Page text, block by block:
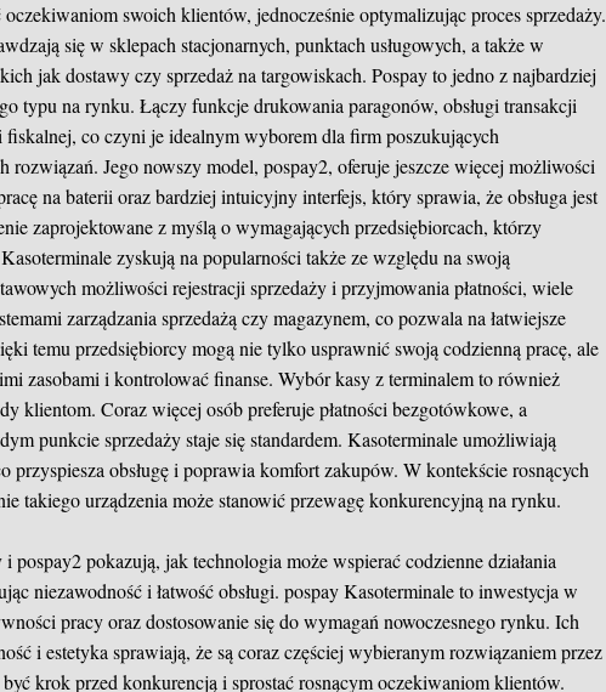
swoich klientów, jednocześnie optymalizując proces sprzedaży.
się w sklepach stacjonarnych, punktach usługowych, a także w
jak dostawy czy sprzedaż na targowiskach. Pospay to jedno z najbardziej
typu na rynku. Łączy funkcje drukowania paragonów, obsługi transakcji
fiskalnej, co czyni je idealnym wyborem dla firm poszukujących
rozwiązań. Jego nowszy model, pospay2, oferuje jeszcze więcej możliwości
na baterii oraz bardziej intuicyjny interfejs, który sprawia, że obsługa jest
zaprojektowane z myślą o wymagających przedsiębiorcach, którzy
zyskują na popularności także ze względu na swoją
możliwości rejestracji sprzedaży i przyjmowania płatności, wiele
zarządzania sprzedażą czy magazynem, co pozwala na łatwiejsze
temu przedsiębiorcy mogą nie tylko usprawnić swoją codzienną pracę, ale
zasobami i kontrolować finanse. Wybór kasy z terminalem to również
klientom. Coraz więcej osób preferuje płatności bezgotówkowe, a
punkcie sprzedaży staje się standardem. Kasoterminale umożliwiają
przyspiesza obsługę i poprawia komfort zakupów. W kontekście rosnących
takiego urządzenia może stanowić przewagę konkurencyjną na rynku.
pospay2 pokazują, jak technologia może wspierać codzienne działania
niezawodność i łatwość obsługi.pospayKasoterminale to inwestycja w
pracy oraz dostosowanie się do wymagań nowoczesnego rynku. Ich
i estetyka sprawiają, że są coraz częściej wybieranym rozwiązaniem przez
krok przed konkurencją i sprostać rosnącym oczekiwaniom klientów.